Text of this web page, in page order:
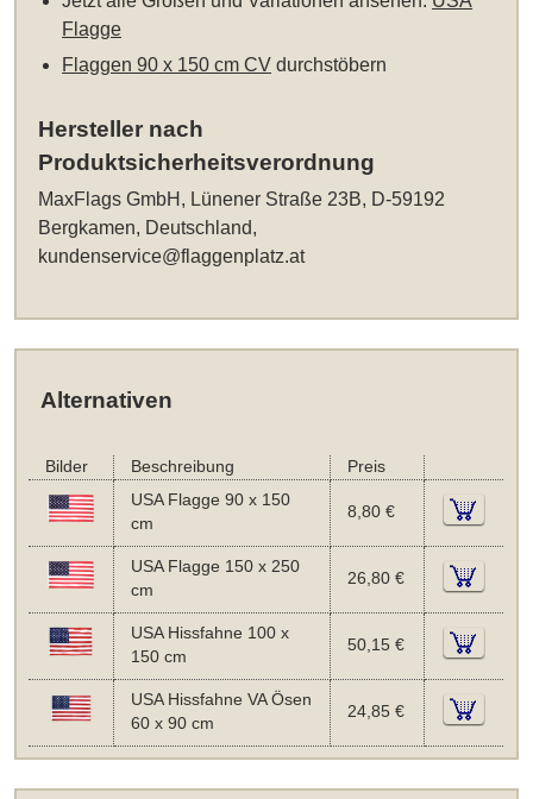
Flagge
Flaggen 90 x 150 cm CV durchstöbern
Hersteller nach
Produktsicherheitsverordnung
MaxFlags GmbH, Lünener Straße 23B, D-59192
Bergkamen, Deutschland,
kundenservice@flaggenplatz.at
Alternativen
Bilder Beschreibung
Preis
USA Flagge 90 x 150
cm
8,80 €
USA Flagge 150 x 250
cm
26,80 €
USA Hissfahne 100 x
150 cm
50,15 €
USA Hissfahne VA Ösen
60 x 90 cm
24,85 €